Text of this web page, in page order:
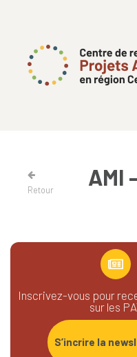
Retour AMI
Inscrivez-vous pour
sur les
S’incrire la